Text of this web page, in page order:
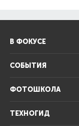
В ФОКУСЕ
СОБЫТИЯ
ФОТОШКОЛА
ТЕХНОГИД